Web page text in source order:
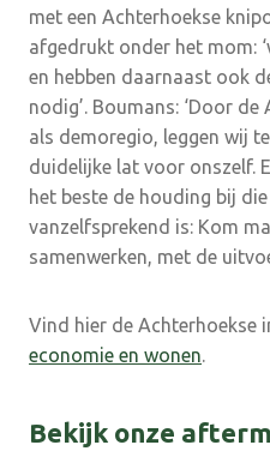
met een Achterhoekse
afgedrukt onder het mom:
en hebben daarnaast ook
nodig’. Boumans: ‘Door
als demoregio, leggen wij
duidelijke lat voor onszelf.
het beste de houding bij
vanzelfsprekend is: Kom
samenwerken, met de
Vind hier de Achterhoekse
economie en wonen.
Bekijk onze